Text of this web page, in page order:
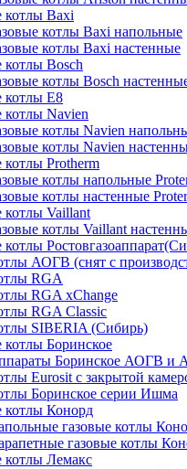
котлы Baxi
котлы Baxi напольные
котлы Baxi настенные
котлы Bosch
котлы Bosch
котлы E8
котлы Navien
котлы Navien
котлы Navien
котлы Protherm
котлы напольные
котлы настенные
котлы Vaillant
котлы Vaillant
котлы
АОГВ (снят с
RGA
RGA xChange
RGA Classic
SIBERIA (Сибирь)
котлы Боринское
Боринское АОГВ и
Eurosit с закрытой
Боринское серии Ишма
котлы Конорд
газовые котлы
газовые котлы
котлы Лемакс